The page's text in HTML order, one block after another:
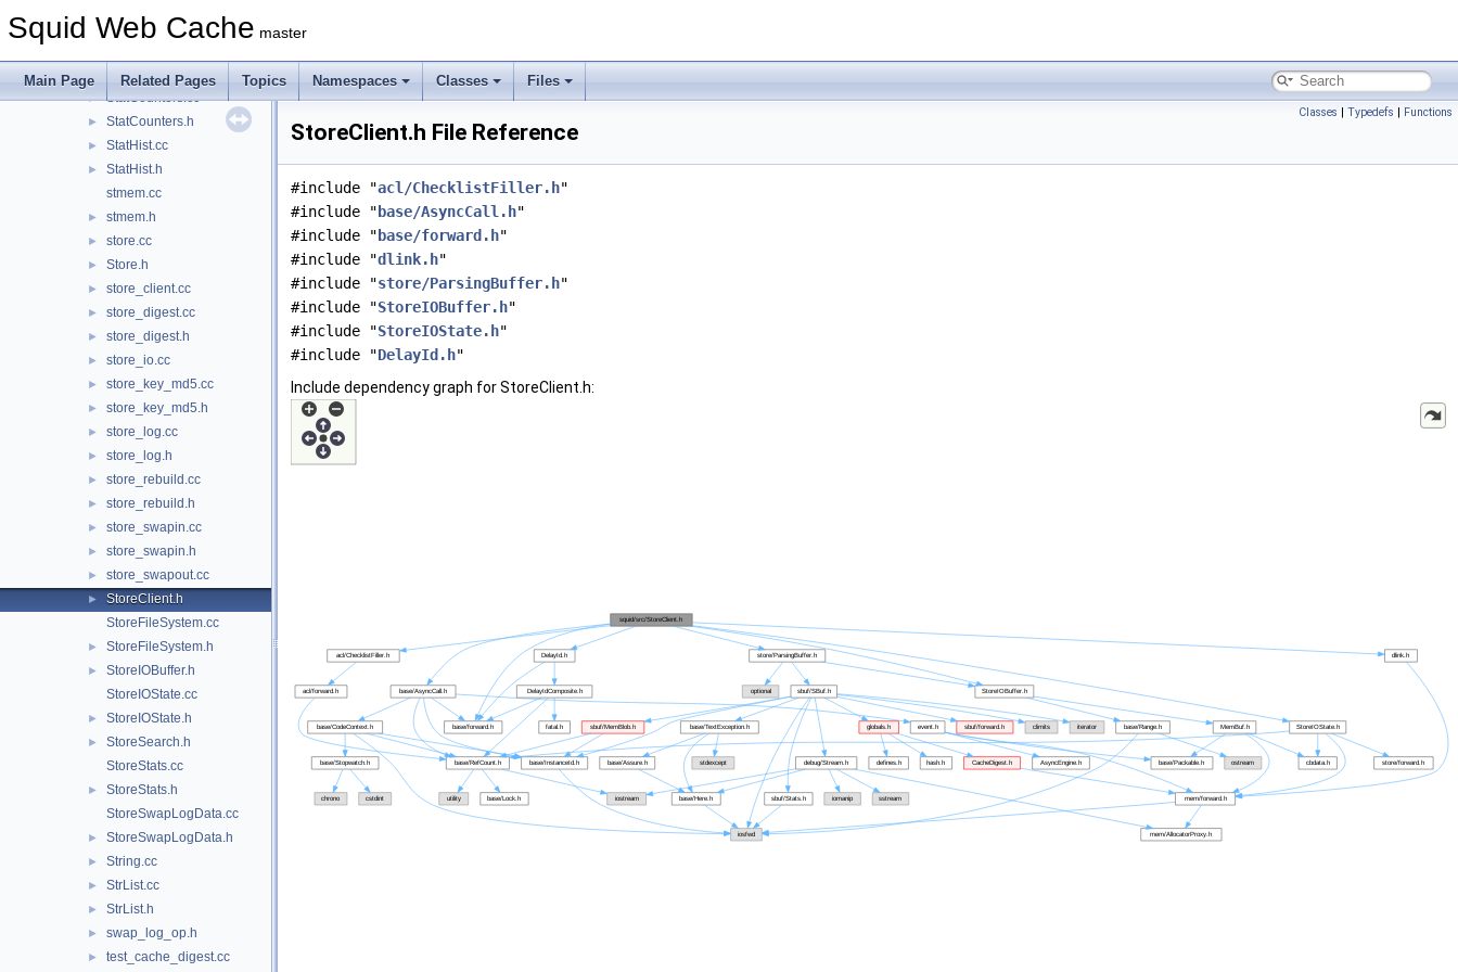
Squid Web Cache master
Main Page Related Pages Topics Namespaces Classes Files
► SquidString.h
stat.h
► StatCounters.cc
► StatCounters.h
► StatHist.cc
►
StatHist.h
stmem.cc
► stmem.h
► store.cc
► Store.h
► store_client.cc
► store_digest.cc
► store_digest.h
► store_io.cc
► store_key_md5.cc
► store_key_md5.h
► store_log.cc
► store_log.h
► store_rebuild.cc
► store_rebuild.h
► store_swapin.cc
► store_swapin.h
► store_swapout.cc
►
StoreClient.h
StoreFileSystem.cc
► StoreFileSystem.h
►
StoreIOBuffer.h
StoreIOState.cc
► StoreIOState.h
►
StoreSearch.h
StoreStats.cc
►
StoreStats.h
StoreSwapLogData.cc
► StoreSwapLogData.h
► String.cc
► StrList.cc
► StrList.h
► swap_log_op.h
► test_cache_digest.cc
Classes | Typedefs | Functions
StoreClient.h File Reference
#include "acl/ChecklistFiller.h"
#include " base/AsyncCall.h"
#include " base/forward.h"
#include "dlink.h"
#include "store/ParsingBuffer.h"
#include "StoreIOBuffer.h"
#include "StoreIOState.h"
#include "DelayId.h"
Include dependency graph for StoreClient.h: